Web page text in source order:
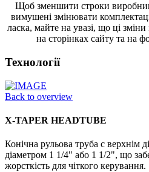
Щоб зменшити строки
вимушені змінювати
ласка, майте на увазі, що ці
на сторінках сайту та на
Технології
Back to overview
X-TAPER HEADTUBE
Конічна рульова труба с верхнім
діаметром 1 1/4" або 1 1/2", що
жорсткість для чіткого керування.